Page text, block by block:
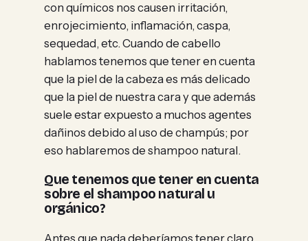
con químicos nos causen irritación,
enrojecimiento, inflamación, caspa,
sequedad, etc. Cuando de cabello
hablamos tenemos que tener en cuenta
que la piel de la cabeza es más delicado
que la piel de nuestra cara y que además
suele estar expuesto a muchos agentes
dañinos debido al uso de champús; por
eso hablaremos de shampoo natural.
Que tenemos que tener en cuenta
sobre el shampoo natural u
orgánico?
Antes que nada deberíamos tener claro